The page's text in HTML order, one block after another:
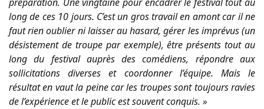
long de ces 10 jours. C’est un gros travail en amont car il ne
faut rien oublier ni laisser au hasard, gérer les imprévus (un
désistement de troupe par exemple), être présents tout au
long du festival auprès des comédiens, répondre aux
sollicitations diverses et coordonner l’équipe. Mais le
résultat en vaut la peine car les troupes sont toujours ravies
de l’expérience et le public est souvent conquis. »